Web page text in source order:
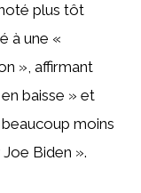
plus tôt
à une «
», affirmant
baisse » et
moins
Biden ».